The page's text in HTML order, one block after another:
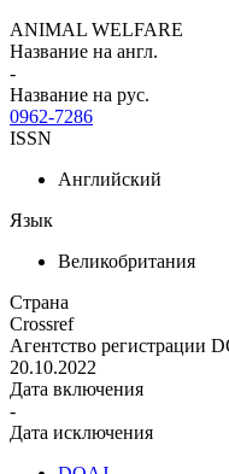
ANIMAL WELFARE
Название на англ.
-
Название на рус.
0962-7286
ISSN
Английский
Язык
Великобритания
Страна
Crossref
Агентство регистрации
20.10.2022
Дата включения
-
Дата исключения